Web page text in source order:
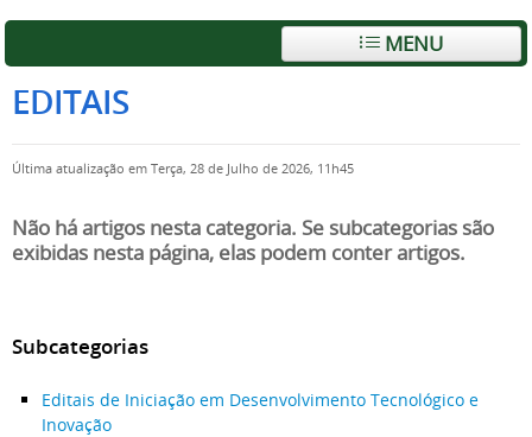
MENU
EDITAIS
Última atualização em Terça, 28 de Julho de 2026, 11h45
Não há artigos nesta categoria. Se subcategorias são
exibidas nesta página, elas podem conter artigos.
Subcategorias
Editais de Iniciação em Desenvolvimento Tecnológico e
Inovação